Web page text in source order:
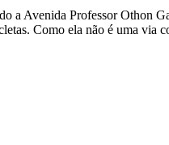
Avenida Professor Othon
Como ela não é uma via